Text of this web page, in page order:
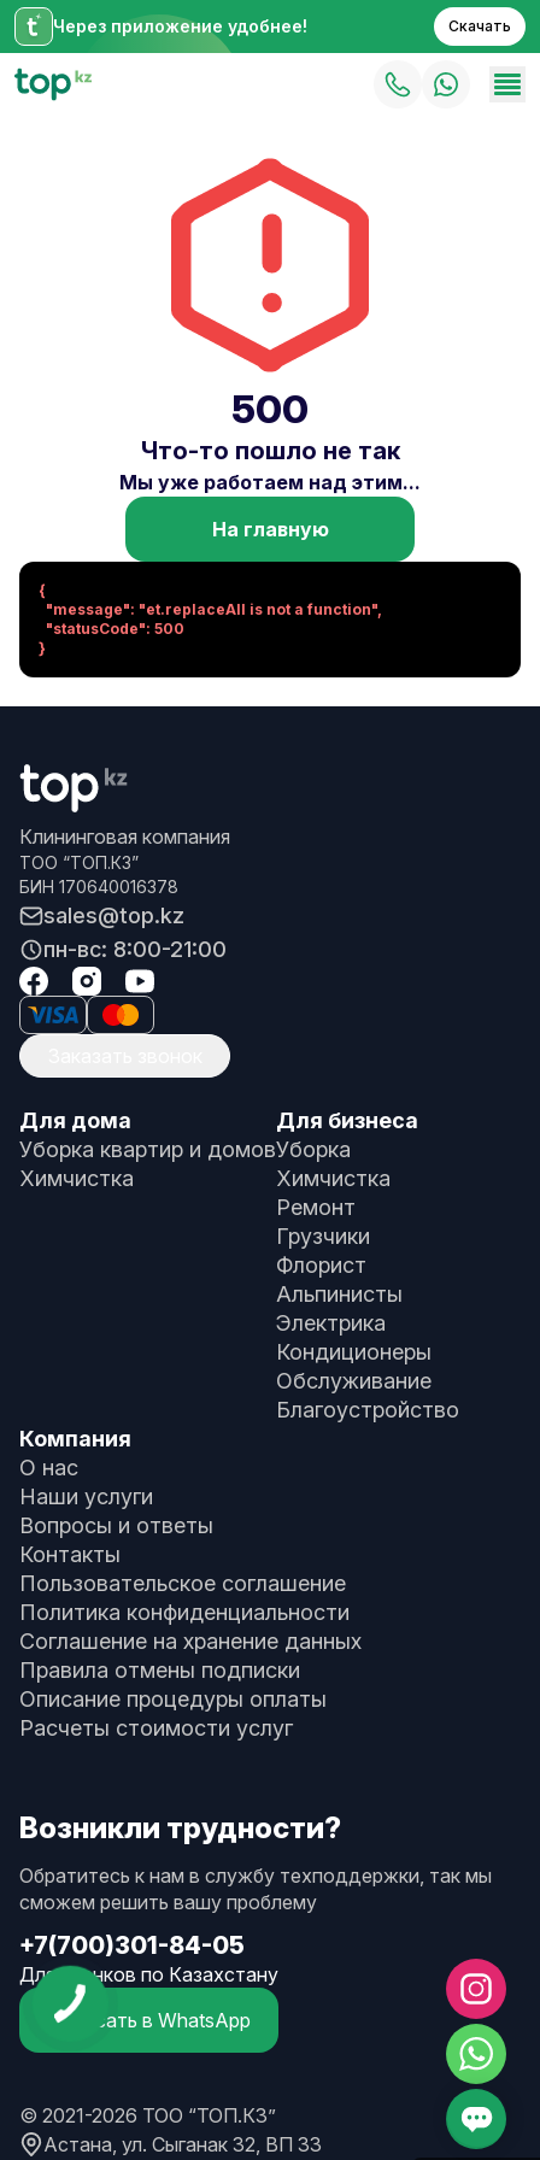
Через приложение удобнее! Скачать
500
Что-то пошло не так
Мы уже работаем над этим...
На главную
{
}
Клининговая компания
ТОО “ТОП.КЗ”
БИН 170640016378
sales@top.kz
пн-вс: 8:00-21:00
Для дома
Уборка квартир и домов
Химчистка
Для бизнеса
Уборка
Химчистка
Ремонт
Грузчики
Флорист
Альпинисты
Электрика
Кондиционеры
Обслуживание
Благоустройство
Компания
О нас
Наши услуги
Вопросы и ответы
Контакты
Пользовательское соглашение
Политика конфиденциальности
Соглашение на хранение данных
Правила отмены подписки
Описание процедуры оплаты
Расчеты стоимости услуг
Возникли трудности?
Обратитесь к нам в службу техподдержки, так мы
сможем решить вашу проблему
+7(700)301-84-05
Для звонков по Казахстану
Написать в WhatsApp
© 2021-2026 ТОО “ТОП.КЗ”
Астана, ул. Сыганак 32, ВП 33